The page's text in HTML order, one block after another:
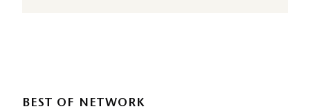
BEST OF NETWORK